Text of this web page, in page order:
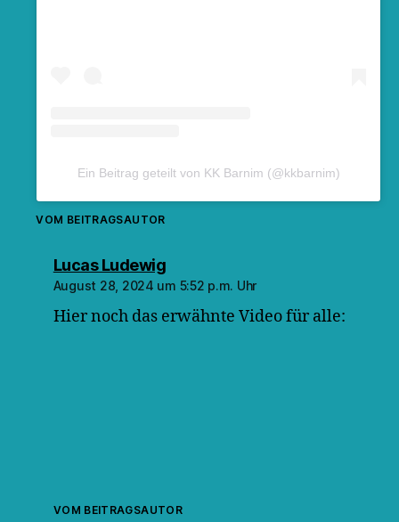
Ein Beitrag geteilt von KK Barnim (@kkbarnim)
VOM BEITRAGSAUTOR
Lucas Ludewigsagt:
August 28, 2024 um 5:52 p.m. Uhr
Hier noch das erwähnte Video für alle:
VOM BEITRAGSAUTOR